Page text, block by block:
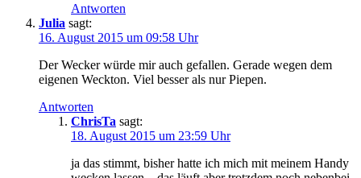
Antworten
Julia sagt:
16. August 2015 um 09:58 Uhr
Der Wecker würde mir auch gefallen. Gerade wegen dem
eigenen Weckton. Viel besser als nur Piepen.
Antworten
ChrisTa sagt:
18. August 2015 um 23:59 Uhr
ja das stimmt, bisher hatte ich mich mit meinem Handy